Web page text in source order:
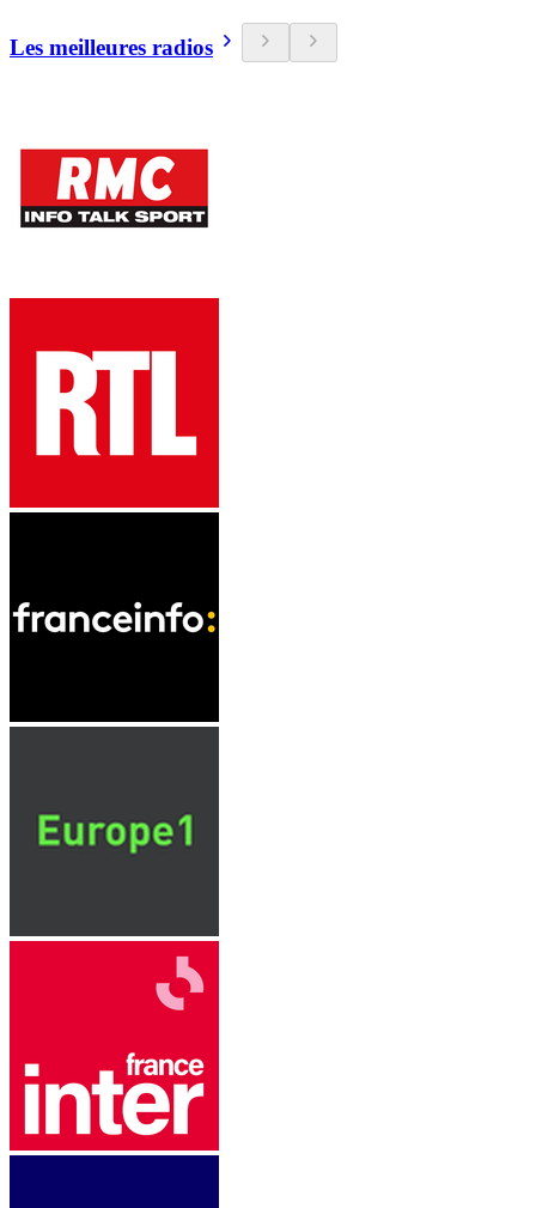
Les meilleures radios